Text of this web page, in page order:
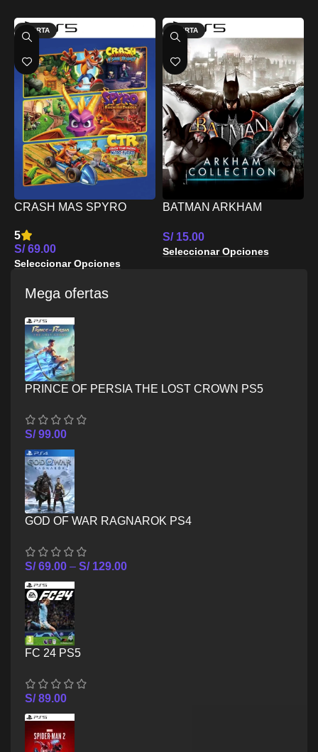
OFERTA
CRASH MAS SPYRO
PS5
5
S/69.00
Seleccionar Opciones
OFERTA
BATMAN ARKHAM
S/15.00
Seleccionar Opciones
Mega ofertas
PRINCE OF PERSIA THE LOST CROWN PS5
S/99.00
GOD OF WAR RAGNAROK PS4
S/69.00 – S/129.00
FC 24 PS5
S/89.00